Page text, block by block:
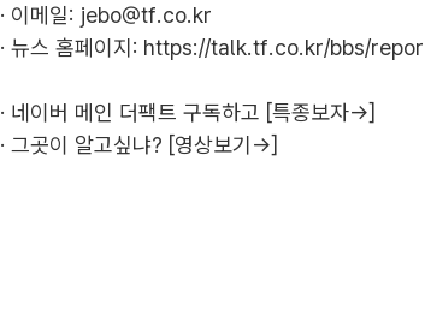
· 이메일: jebo@tf.co.kr
· 뉴스 홈페이지: https://talk.tf.co.kr/bbs/
· 네이버 메인 더팩트 구독하고 [특종보자→]
· 그곳이 알고싶냐? [영상보기→]